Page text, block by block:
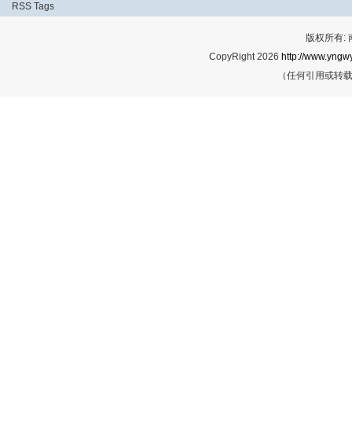
RSS Tags
版权所有:
CopyRight 2026 http://
（任何引用或转